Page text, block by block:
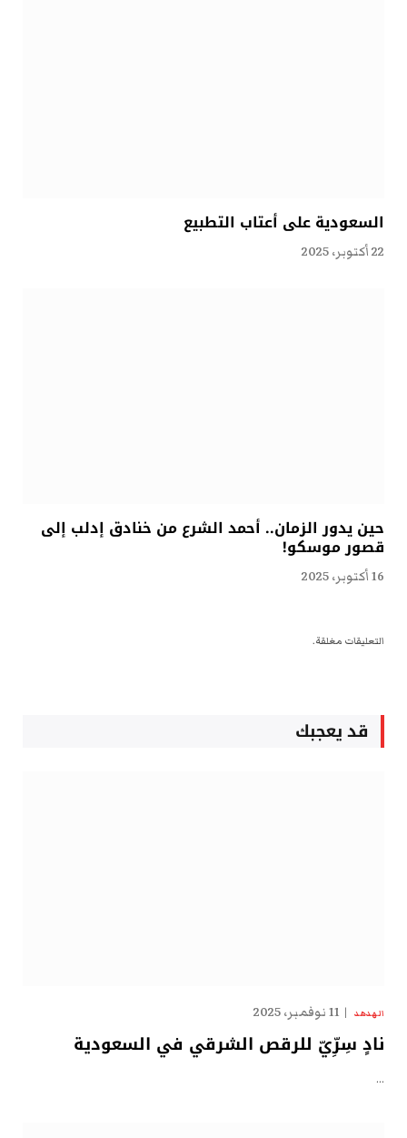
السعودية على أعتاب التطبيع
22 أكتوبر، 2025
حين يدور الزمان.. أحمد الشرع من خنادق إدلب إلى
قصور موسكو!
16 أكتوبر، 2025
التعليقات مغلقة.
قد يعجبك
الهدهد 11 نوفمبر، 2025
نادٍ سِرِّيّ للرقص الشرقي في السعودية
…